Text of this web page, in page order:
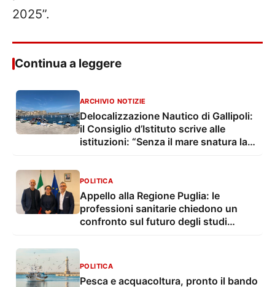
2025”.
Continua a leggere
ARCHIVIO NOTIZIE
Delocalizzazione Nautico di Gallipoli:
il Consiglio d’Istituto scrive alle
istituzioni: “Senza il mare snatura la
POLITICA
Appello alla Regione Puglia: le
professioni sanitarie chiedono un
confronto sul futuro degli studi
POLITICA
Pesca e acquacoltura, pronto il bando